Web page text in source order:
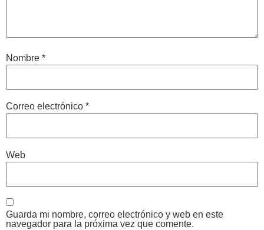
Nombre *
Correo electrónico *
Web
Guarda mi nombre, correo electrónico y web en este
navegador para la próxima vez que comente.